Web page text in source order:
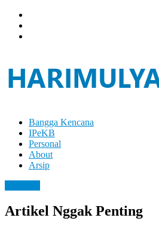
Skip
content
Hari
Mulya
Brain
Can
Analyze
It
Bangga Kencana
IPeKB
Personal
About
Arsip
Artikel Nggak Penting